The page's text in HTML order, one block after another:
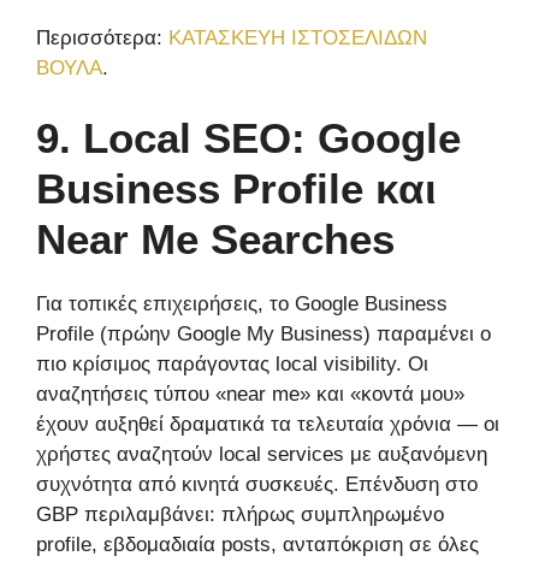
Περισσότερα: ΚΑΤΑΣΚΕΥΗ ΙΣΤΟΣΕΛΙΔΩΝ
ΒΟΥΛΑ.
9. Local SEO: Google
Business Profile και
Near Me Searches
Για τοπικές επιχειρήσεις, το Google Business
Profile (πρώην Google My Business) παραμένει ο
πιο κρίσιμος παράγοντας local visibility. Οι
αναζητήσεις τύπου «near me» και «κοντά μου»
έχουν αυξηθεί δραματικά τα τελευταία χρόνια — οι
χρήστες αναζητούν local services με αυξανόμενη
συχνότητα από κινητά συσκευές. Επένδυση στο
GBP περιλαμβάνει: πλήρως συμπληρωμένο
profile, εβδομαδιαία posts, ανταπόκριση σε όλες